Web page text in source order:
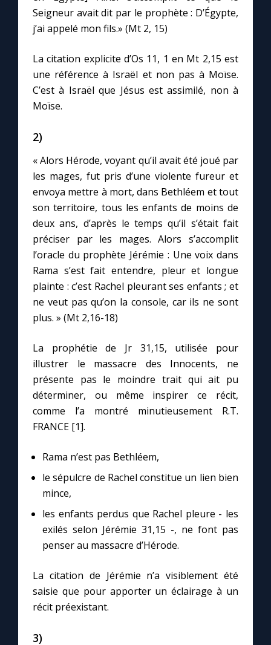
Une neuvaine
1000 Raisons de Croire
Chapelet pour le monde
Contact
Faire un don
Marie de Nazareth
Seigneur avait dit par le prophète : D’Égypte,
j’ai appelé mon fils.» (Mt 2, 15)
La citation explicite d’Os 11, 1 en Mt 2,15 est
une référence à Israël et non pas à Moïse.
C’est à Israël que Jésus est assimilé, non à
Moïse.
2)
« Alors Hérode, voyant qu’il avait été joué par
les mages, fut pris d’une violente fureur et
envoya mettre à mort, dans Bethléem et tout
son territoire, tous les enfants de moins de
deux ans, d’après le temps qu’il s’était fait
préciser par les mages. Alors s’accomplit
l’oracle du prophète Jérémie : Une voix dans
Rama s’est fait entendre, pleur et longue
plainte : c’est Rachel pleurant ses enfants ; et
ne veut pas qu’on la console, car ils ne sont
plus. » (Mt 2,16-18)
La prophétie de Jr 31,15, utilisée pour
illustrer le massacre des Innocents, ne
présente pas le moindre trait qui ait pu
déterminer, ou même inspirer ce récit,
comme l’a montré minutieusement R.T.
FRANCE [1].
Rama n’est pas Bethléem,
le sépulcre de Rachel constitue un lien bien
mince,
les enfants perdus que Rachel pleure - les
exilés selon Jérémie 31,15 -, ne font pas
penser au massacre d’Hérode.
La citation de Jérémie n’a visiblement été
saisie que pour apporter un éclairage à un
récit préexistant.
3)